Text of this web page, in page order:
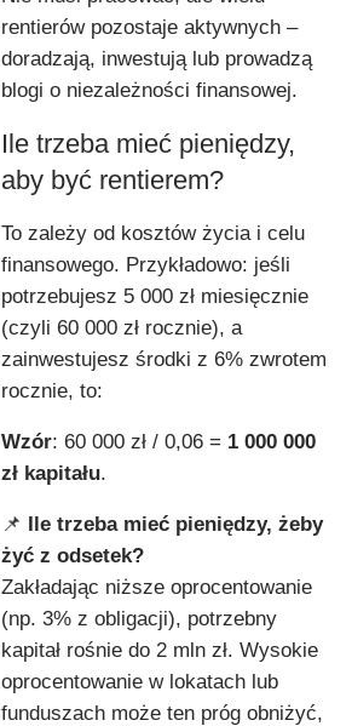
rentierów pozostaje aktywnych –
doradzają, inwestują lub prowadzą
blogi o niezależności finansowej.
Ile trzeba mieć pieniędzy,
aby być rentierem?
To zależy od kosztów życia i celu
finansowego. Przykładowo: jeśli
potrzebujesz 5 000 zł miesięcznie
(czyli 60 000 zł rocznie), a
zainwestujesz środki z 6% zwrotem
rocznie, to:
Wzór: 60 000 zł / 0,06 = 1 000 000
zł kapitału.
📌 Ile trzeba mieć pieniędzy, żeby
żyć z odsetek?
Zakładając niższe oprocentowanie
(np. 3% z obligacji), potrzebny
kapitał rośnie do 2 mln zł. Wysokie
oprocentowanie w lokatach lub
funduszach może ten próg obniżyć,